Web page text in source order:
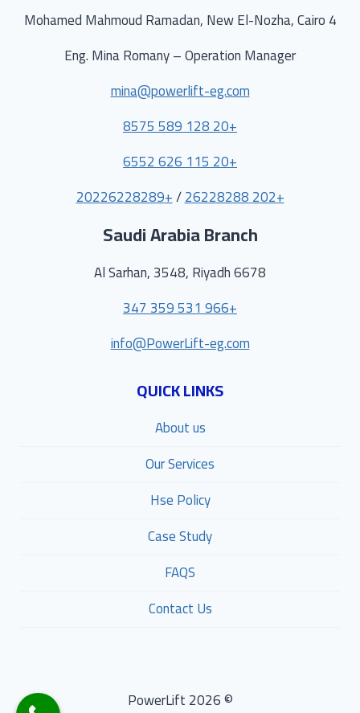
4 Mohamed Mahmoud Ramadan, New El-Nozha, Cairo
Eng. Mina Romany – Operation Manager
mina@powerlift-eg.com
+20 128 589 8575
+20 115 626 6552
+202 26228288
/
+20226228289
Saudi Arabia Branch
6678 Al Sarhan, 3548, Riyadh
+966 531 359 347
info@PowerLift-eg.com
QUICK LINKS
About us
Our Services
Hse Policy
Case Study
FAQS
Contact Us
© 2026 PowerLift